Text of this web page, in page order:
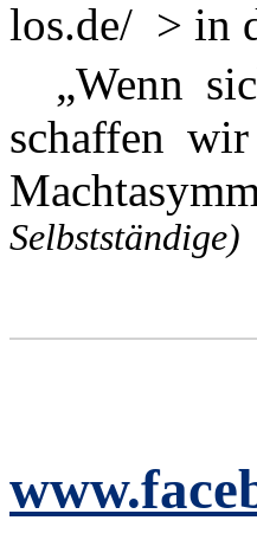
los.de/ > in
„Wenn
schaffen
Selbstständige)